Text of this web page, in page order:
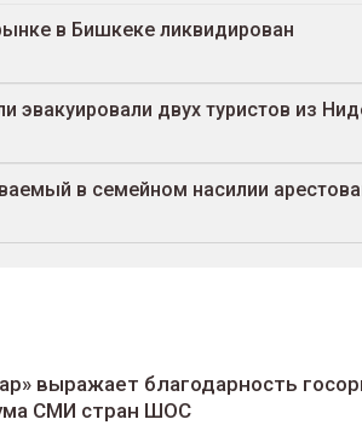
в Бишкеке ликвидирован
эвакуировали двух туристов из
в семейном насилии
выражает благодарность
СМИ стран ШОС